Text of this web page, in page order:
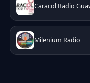
Caracol Radio
Milenium Radio